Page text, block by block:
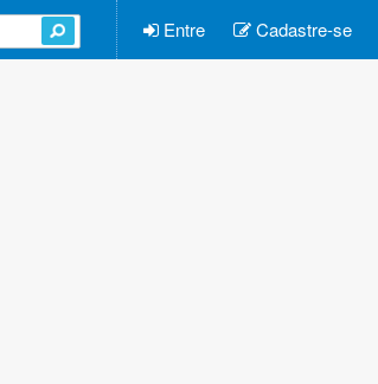
Entre Cadastre-se